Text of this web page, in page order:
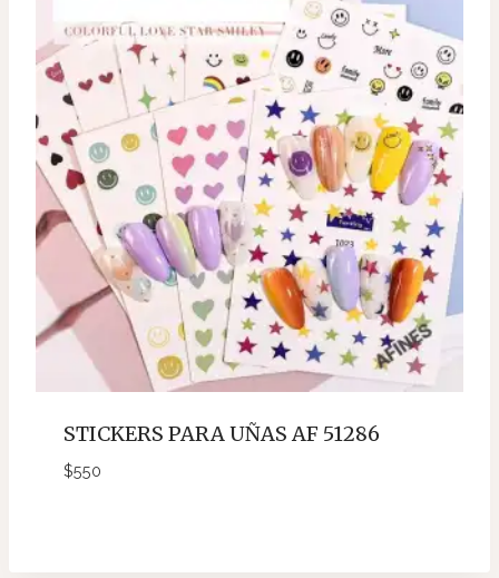
STICKERS PARA UÑAS AF 51286
$550